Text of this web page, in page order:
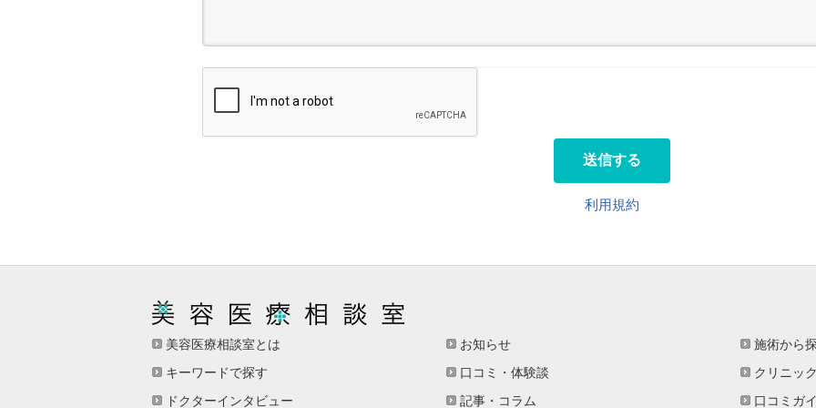
送信する
利用規約
美容医療相談室とは お知らせ
施術から
キーワードで探す
口コミ・体験談
クリニッ
ドクターインタビュー
記事・コラム 口コミガ